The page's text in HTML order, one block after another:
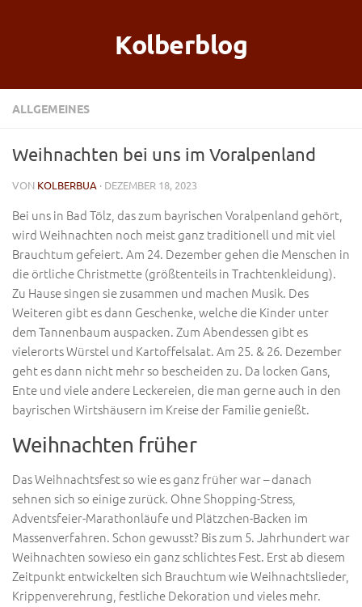
Kolberblog
ALLGEMEINES
Weihnachten bei uns im Voralpenland
VON KOLBERBUA · DEZEMBER 18, 2023
Bei uns in Bad Tölz, das zum bayrischen Voralpenland gehört,
wird Weihnachten noch meist ganz traditionell und mit viel
Brauchtum gefeiert. Am 24. Dezember gehen die Menschen in
die örtliche Christmette (größtenteils in Trachtenkleidung).
Zu Hause singen sie zusammen und machen Musik. Des
Weiteren gibt es dann Geschenke, welche die Kinder unter
dem Tannenbaum auspacken. Zum Abendessen gibt es
vielerorts Würstel und Kartoffelsalat. Am 25. & 26. Dezember
geht es dann nicht mehr so bescheiden zu. Da locken Gans,
Ente und viele andere Leckereien, die man gerne auch in den
bayrischen Wirtshäusern im Kreise der Familie genießt.
Weihnachten früher
Das Weihnachtsfest so wie es ganz früher war – danach
sehnen sich so einige zurück. Ohne Shopping-Stress,
Adventsfeier-Marathonläufe und Plätzchen-Backen im
Massenverfahren. Schon gewusst? Bis zum 5. Jahrhundert war
Weihnachten sowieso ein ganz schlichtes Fest. Erst ab diesem
Zeitpunkt entwickelten sich Brauchtum wie Weihnachtslieder,
Krippenverehrung, festliche Dekoration und vieles mehr.